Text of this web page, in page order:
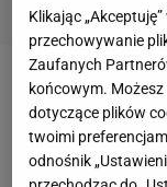
Zobacz wideo
odpoczynkowi
Klikając
przechowywanie
Zaufanych
końcowym.
dotyczące plików
twoimi
odnośnik